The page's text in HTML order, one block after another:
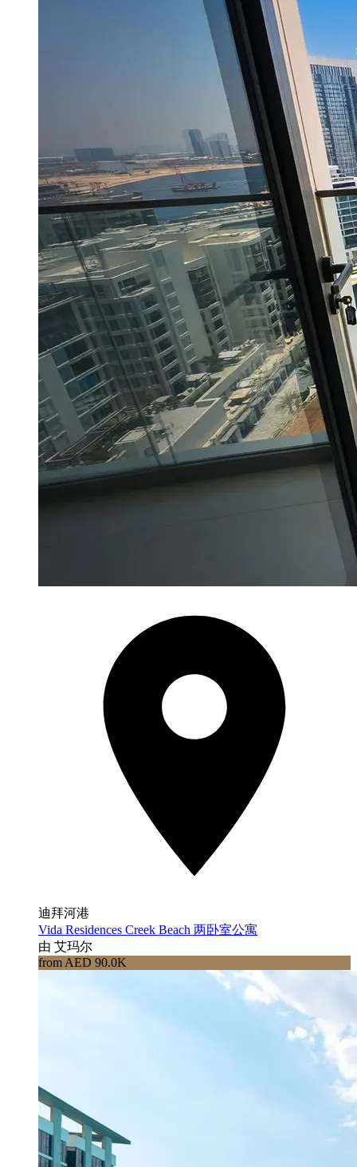
迪拜河港
Vida Residences Creek Beach 两卧室公寓
由 艾玛尔
from AED 90.0K